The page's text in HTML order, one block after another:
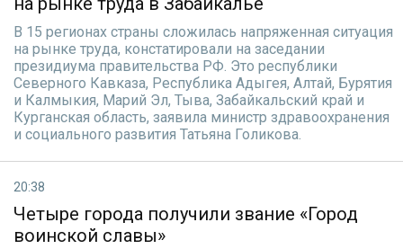
В 15 регионах страны сложилась напряженная ситуация
на рынке труда, констатировали на заседании
президиума правительства РФ. Это республики
Северного Кавказа, Республика Адыгея, Алтай, Бурятия
и Калмыкия, Марий Эл, Тыва, Забайкальский край и
Курганская область, заявила министр здравоохранения
и социального развития Татьяна Голикова.
20:38
Четыре города получили звание «Город
воинской славы»